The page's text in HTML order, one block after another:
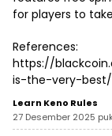
for players to
References:
https://
is-the-very-best/
Learn Keno Rules
27 Desember 2025